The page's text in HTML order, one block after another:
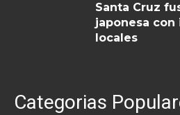
Santa Cruz
japonesa
locales
Categorias